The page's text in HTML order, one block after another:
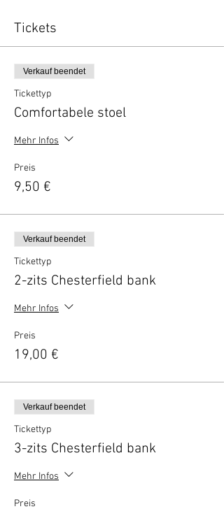
Tickets
Verkauf beendet
Tickettyp
Comfortabele stoel
Mehr Infos
Preis
9,50 €
Verkauf beendet
Tickettyp
2-zits Chesterfield bank
Mehr Infos
Preis
19,00 €
Verkauf beendet
Tickettyp
3-zits Chesterfield bank
Mehr Infos
Preis